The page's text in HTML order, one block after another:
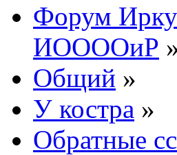
Форум
ИООООиР
Общий »
У костра »
Обратные